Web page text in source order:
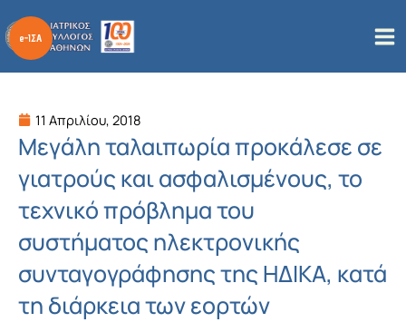
στο
περιεχόμενο
11 Απριλίου, 2018
Μεγάλη ταλαιπωρία προκάλεσε σε
γιατρούς και ασφαλισμένους, το
τεχνικό πρόβλημα του
συστήματος ηλεκτρονικής
συνταγογράφησης της ΗΔΙΚΑ, κατά
τη διάρκεια των εορτών